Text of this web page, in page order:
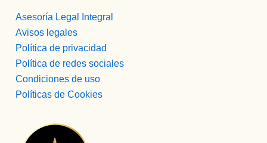
Asesoría Legal Integral
Avisos legales
Política de privacidad
Política de redes sociales
Condiciones de uso
Políticas de Cookies